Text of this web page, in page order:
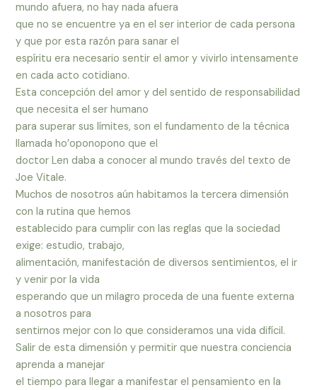
mundo afuera, no hay nada afuera
que no se encuentre ya en el ser interior de cada persona
y que por esta razón para sanar el
espíritu era necesario sentir el amor y vivirlo intensamente
en cada acto cotidiano.
Esta concepción del amor y del sentido de responsabilidad
que necesita el ser humano
para superar sus límites, son el fundamento de la técnica
llamada ho’oponopono que el
doctor Len daba a conocer al mundo través del texto de
Joe Vitale.
Muchos de nosotros aún habitamos la tercera dimensión
con la rutina que hemos
establecido para cumplir con las reglas que la sociedad
exige: estudio, trabajo,
alimentación, manifestación de diversos sentimientos, el ir
y venir por la vida
esperando que un milagro proceda de una fuente externa
a nosotros para
sentirnos mejor con lo que consideramos una vida difícil.
Salir de esta dimensión y permitir que nuestra conciencia
aprenda a manejar
el tiempo para llegar a manifestar el pensamiento en la